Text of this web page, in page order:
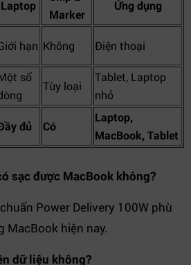
Laptop
Marker
Ứng dụng
hạn Không Điện thoại
số
Tùy loại
Tablet, Laptop
nhỏ
đủ Có
Laptop,
MacBook, Tablet
sạc được MacBook không?
Power Delivery 100W phù
MacBook hiện nay.
dữ liệu không?